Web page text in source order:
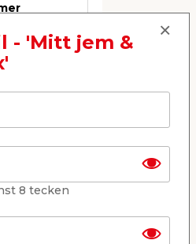
- 'Mitt jem &
8 tecken